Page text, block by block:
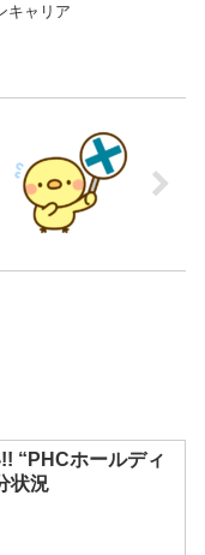
キャリア
!! “PHCホールディ
状況